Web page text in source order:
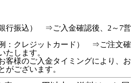
行振込） ⇒ご入金確認後、2～7営
例：クレジットカード） ⇒ご注文確
たします。
客様のご入金タイミングにより、お
がございます。